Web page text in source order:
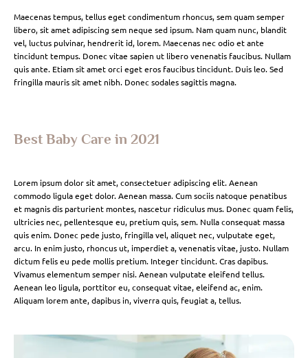
Maecenas tempus, tellus eget condimentum rhoncus, sem quam semper
libero, sit amet adipiscing sem neque sed ipsum. Nam quam nunc, blandit
vel, luctus pulvinar, hendrerit id, lorem. Maecenas nec odio et ante
tincidunt tempus. Donec vitae sapien ut libero venenatis faucibus. Nullam
quis ante. Etiam sit amet orci eget eros faucibus tincidunt. Duis leo. Sed
fringilla mauris sit amet nibh. Donec sodales sagittis magna.
Best Baby Care in 2021
Lorem ipsum dolor sit amet, consectetuer adipiscing elit. Aenean
commodo ligula eget dolor. Aenean massa. Cum sociis natoque penatibus
et magnis dis parturient montes, nascetur ridiculus mus. Donec quam felis,
ultricies nec, pellentesque eu, pretium quis, sem. Nulla consequat massa
quis enim. Donec pede justo, fringilla vel, aliquet nec, vulputate eget,
arcu. In enim justo, rhoncus ut, imperdiet a, venenatis vitae, justo. Nullam
dictum felis eu pede mollis pretium. Integer tincidunt. Cras dapibus.
Vivamus elementum semper nisi. Aenean vulputate eleifend tellus.
Aenean leo ligula, porttitor eu, consequat vitae, eleifend ac, enim.
Aliquam lorem ante, dapibus in, viverra quis, feugiat a, tellus.